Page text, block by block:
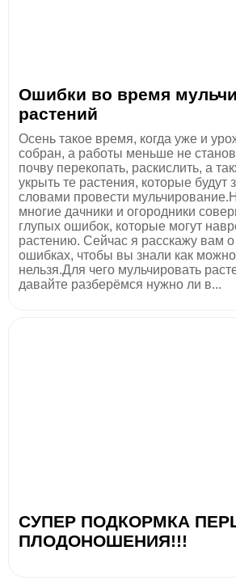
Ошибки во время
растений
Осень такое время, когда уже и
собран, а работы меньше не
почву перекопать, раскислить, а
укрыть те растения, которые будут
словами провести
многие дачники и огородники
глупых ошибок, которые могут
растению. Сейчас я расскажу вам
ошибках, чтобы вы знали как можно
нельзя.Для чего мульчировать
давайте разберёмся нужно ли в...
СУПЕР ПОДКОРМКА
ПЛОДОНОШЕНИЯ!!!